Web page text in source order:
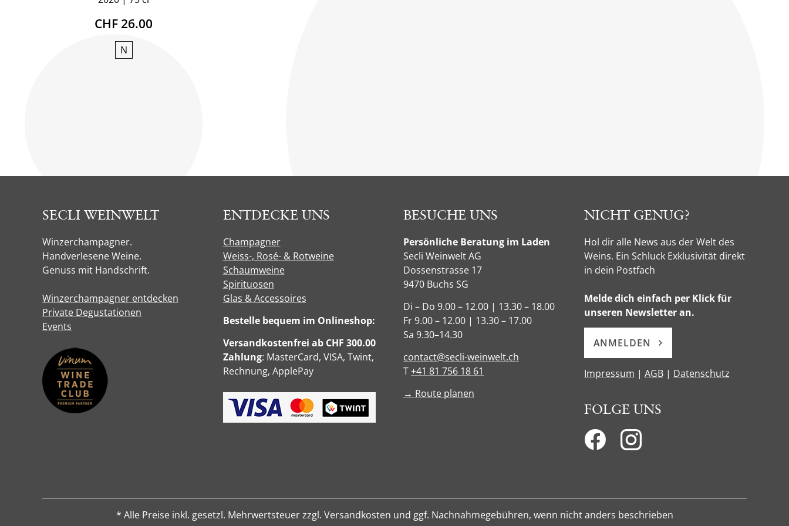
CHF 26.00
N
SECLI WEINWELT
Winzerchampagner.
Handverlesene Weine.
Genuss mit Handschrift.
Winzerchampagner entdecken
Private Degustationen
Events
ENTDECKE UNS
Champagner
Weiss-, Rosé- & Rotweine
Schaumweine
Spirituosen
Glas & Accessoires
Bestelle bequem im Onlineshop:
Versandkostenfrei ab CHF 300.00
Zahlung: MasterCard, VISA, Twint,
Rechnung, ApplePay
BESUCHE UNS
Persönliche Beratung im Laden
Secli Weinwelt AG
Dossenstrasse 17
9470 Buchs SG
Di – Do 9.00 – 12.00 | 13.30 – 18.00
Fr 9.00 – 12.00 | 13.30 – 17.00
Sa 9.30–14.30
contact@secli-weinwelt.ch
T+41 81 756 18 61
→ Route planen
NICHT GENUG?
Hol dir alle News aus der Welt des
Weins. Ein Schluck Exklusivität direkt
in dein Postfach
Melde dich einfach per Klick für
unseren Newsletter an.
ANMELDEN
Impressum | AGB| Datenschutz
FOLGE UNS
* Alle Preise inkl. gesetzl. Mehrwertsteuer zzgl. Versandkosten und ggf. Nachnahmegebühren, wenn nicht anders beschrieben